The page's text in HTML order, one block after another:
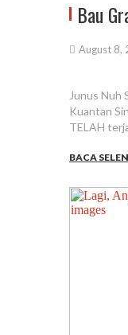
Bau
August 8,
Junus Nuh
Kuantan
TELAH
BACA